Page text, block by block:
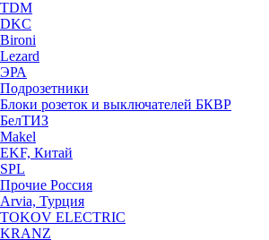
TDM
DKC
Bironi
Lezard
ЭРА
Подрозетники
Блоки розеток и выключателей БКВР
БелТИЗ
Makel
EKF, Китай
SPL
Прочие Россия
Arvia, Турция
TOKOV ELECTRIC
KRANZ